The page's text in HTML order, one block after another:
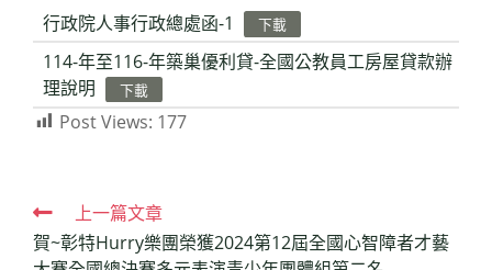
行政院人事行政總處函-1
下載
114-年至116-年築巢優利貸-全國公教員工房屋貸款辦
理說明
下載
Post Views: 177
Read
more
上一篇文章
賀~彰特Hurry樂團榮獲2024第12屆全國心智障者才藝